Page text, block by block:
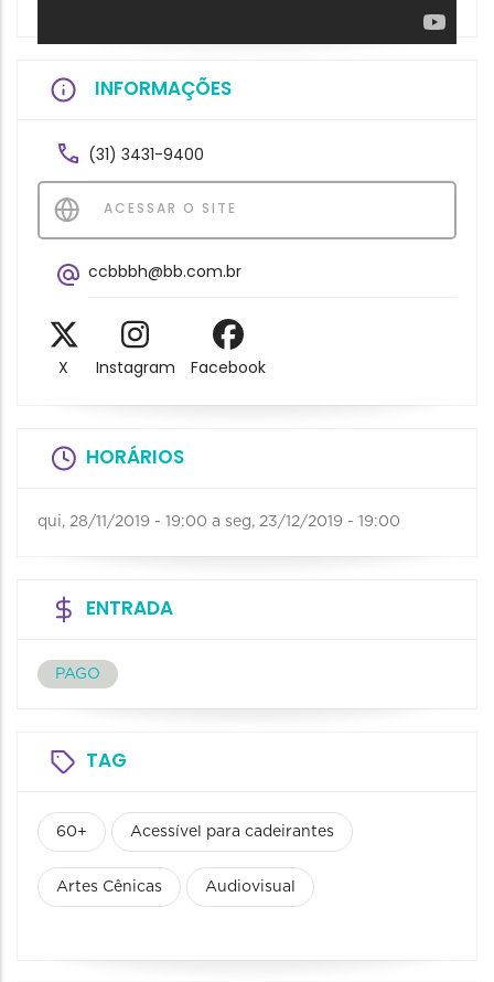
INFORMAÇÕES
(31) 3431-9400
ACESSAR O SITE
ccbbbh@bb.com.br
X Instagram Facebook
HORÁRIOS
qui, 28/11/2019 - 19:00 a seg, 23/12/2019 - 19:00
ENTRADA
PAGO
TAG
60+ Acessível para cadeirantes
Artes Cênicas Audiovisual